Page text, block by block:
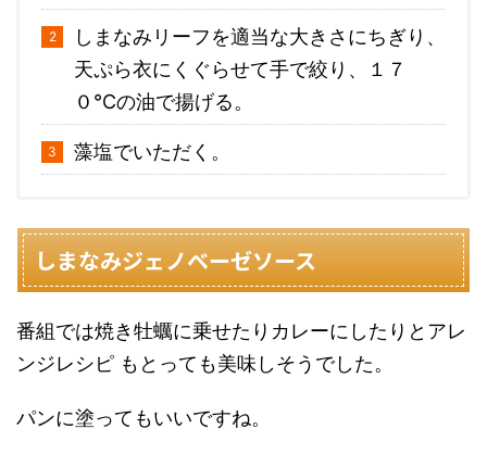
しまなみリーフを適当な大きさにちぎり、
天ぷら衣にくぐらせて手で絞り、１７
０℃の油で揚げる。
藻塩でいただく。
しまなみジェノベーゼソース
番組では焼き牡蠣に乗せたりカレーにしたりとアレ
ンジレシピ もとっても美味しそうでした。
パンに塗ってもいいですね。